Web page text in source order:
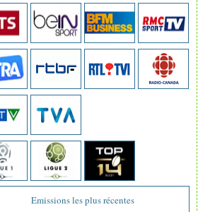
Emissions les plus récentes